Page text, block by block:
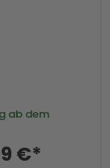
ab dem
€*